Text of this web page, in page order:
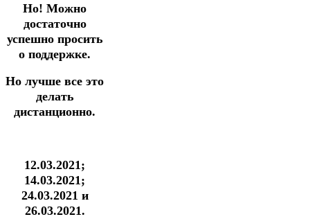
Но! Можно
достаточно
успешно просить
о поддержке.
Но лучше все это
делать
дистанционно.
12.03.2021;
14.03.2021;
24.03.2021 и
26.03.2021.